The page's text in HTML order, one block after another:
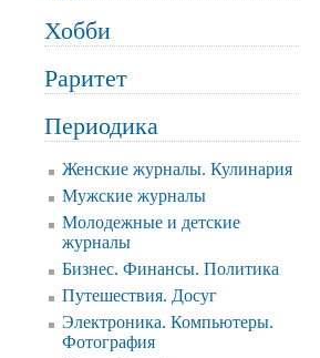
Хобби
Раритет
Периодика
Женские журналы. Кулинария
Мужские журналы
Молодежные и детские
журналы
Бизнес. Финансы. Политика
Путешествия. Досуг
Электроника. Компьютеры.
Фотография